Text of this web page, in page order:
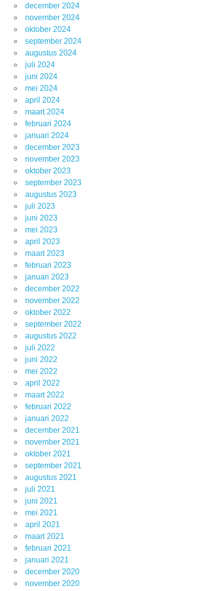
december 2024
november 2024
oktober 2024
september 2024
augustus 2024
juli 2024
juni 2024
mei 2024
april 2024
maart 2024
februari 2024
januari 2024
december 2023
november 2023
oktober 2023
september 2023
augustus 2023
juli 2023
juni 2023
mei 2023
april 2023
maart 2023
februari 2023
januari 2023
december 2022
november 2022
oktober 2022
september 2022
augustus 2022
juli 2022
juni 2022
mei 2022
april 2022
maart 2022
februari 2022
januari 2022
december 2021
november 2021
oktober 2021
september 2021
augustus 2021
juli 2021
juni 2021
mei 2021
april 2021
maart 2021
februari 2021
januari 2021
december 2020
november 2020